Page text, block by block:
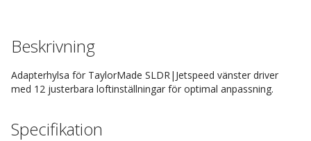
Beskrivning
Adapterhylsa för TaylorMade SLDR|Jetspeed vänster driver
med 12 justerbara loftinställningar för optimal anpassning.
Specifikation